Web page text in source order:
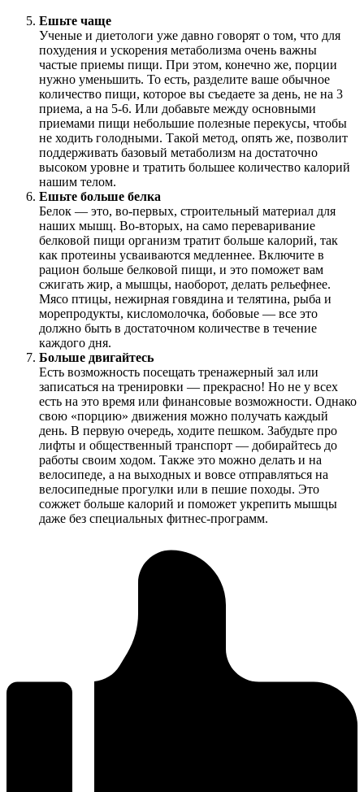
Ешьте чаще
Ученые и диетологи уже давно говорят о том, что для
похудения и ускорения метаболизма очень важны
частые приемы пищи. При этом, конечно же, порции
нужно уменьшить. То есть, разделите ваше обычное
количество пищи, которое вы съедаете за день, не на 3
приема, а на 5-6. Или добавьте между основными
приемами пищи небольшие полезные перекусы, чтобы
не ходить голодными. Такой метод, опять же, позволит
поддерживать базовый метаболизм на достаточно
высоком уровне и тратить большее количество калорий
нашим телом.
Ешьте больше белка
Белок — это, во-первых, строительный материал для
наших мышц. Во-вторых, на само переваривание
белковой пищи организм тратит больше калорий, так
как протеины усваиваются медленнее. Включите в
рацион больше белковой пищи, и это поможет вам
сжигать жир, а мышцы, наоборот, делать рельефнее.
Мясо птицы, нежирная говядина и телятина, рыба и
морепродукты, кисломолочка, бобовые — все это
должно быть в достаточном количестве в течение
каждого дня.
Больше двигайтесь
Есть возможность посещать тренажерный зал или
записаться на тренировки — прекрасно! Но не у всех
есть на это время или финансовые возможности. Однако
свою «порцию» движения можно получать каждый
день. В первую очередь, ходите пешком. Забудьте про
лифты и общественный транспорт — добирайтесь до
работы своим ходом. Также это можно делать и на
велосипеде, а на выходных и вовсе отправляться на
велосипедные прогулки или в пешие походы. Это
сожжет больше калорий и поможет укрепить мышцы
даже без специальных фитнес-программ.